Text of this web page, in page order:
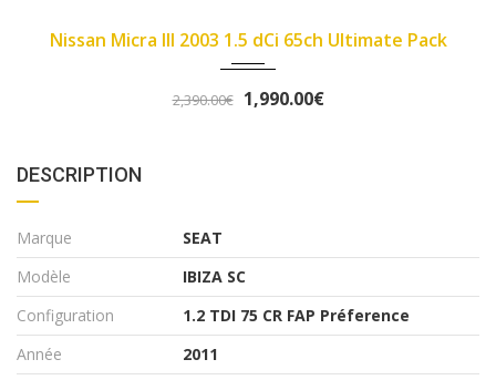
Pack Fiat Panda II 2007 1.1 8v 54ch
3,490.00€
DESCRIPTION
Marque
SEAT
Modèle
IBIZA SC
Configuration
1.2 TDI 75 CR FAP Préference
Année
2011